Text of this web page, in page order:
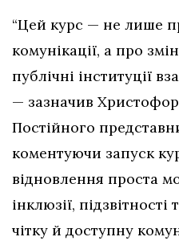
“Цей курс — не лише
комунікації, а про
публічні інституції
— зазначив
Постійного
коментуючи запуск
відновлення проста
інклюзії,
чітку й доступну